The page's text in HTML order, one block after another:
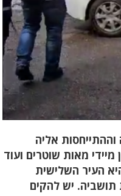
אליה
מאות שוטרים ועוד
העיר השלישית
תושביה. יש להקים